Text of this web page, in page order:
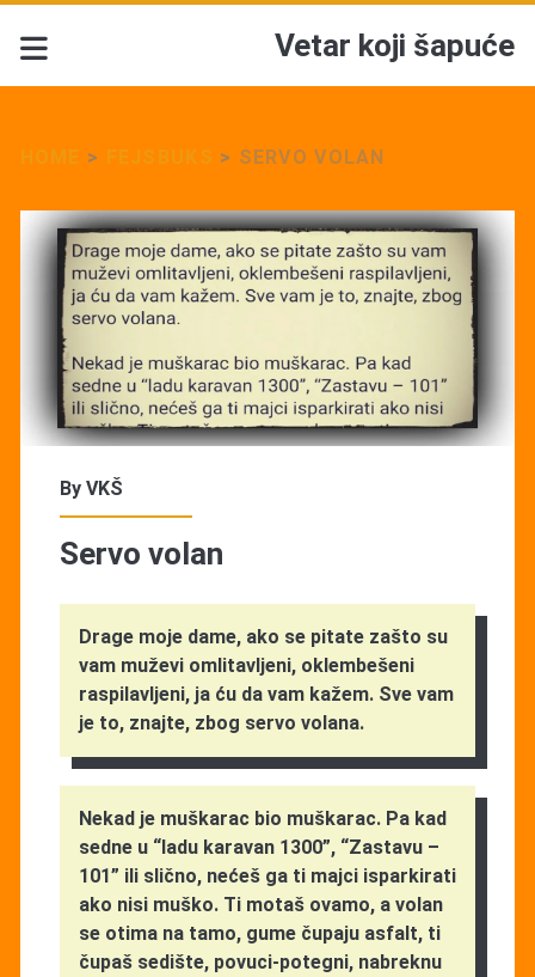
Vetar koji šapuće
> > SERVO VOLAN
By VKŠ
Servo volan
Drage moje dame, ako se pitate zašto su
vam muževi omlitavljeni, oklembešeni
raspilavljeni, ja ću da vam kažem. Sve vam
je to, znajte, zbog servo volana.
Nekad je muškarac bio muškarac. Pa kad
sedne u “ladu karavan 1300”, “Zastavu –
101” ili slično, nećeš ga ti majci isparkirati
ako nisi muško. Ti motaš ovamo, a volan
se otima na tamo, gume čupaju asfalt, ti
čupaš sedište, povuci-potegni, nabreknu